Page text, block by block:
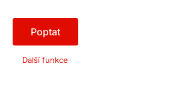
Poptat
Další funkce